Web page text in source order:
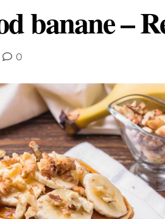
banane –
0